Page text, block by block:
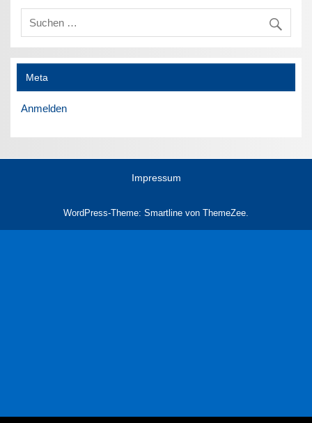
Meta
Anmelden
Impressum
WordPress-Theme: Smartline von ThemeZee.